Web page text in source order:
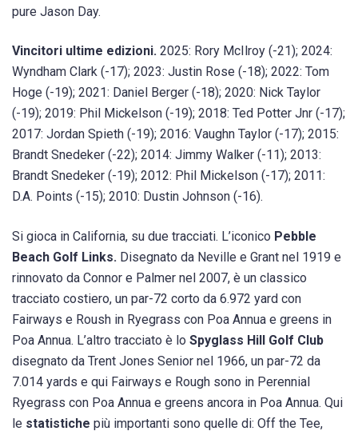
pure Jason Day.
Vincitori ultime edizioni. 2025: Rory McIlroy (-21); 2024:
Wyndham Clark (-17); 2023: Justin Rose (-18); 2022: Tom
Hoge (-19); 2021: Daniel Berger (-18); 2020: Nick Taylor
(-19); 2019: Phil Mickelson (-19); 2018: Ted Potter Jnr (-17);
2017: Jordan Spieth (-19); 2016: Vaughn Taylor (-17); 2015:
Brandt Snedeker (-22); 2014: Jimmy Walker (-11); 2013:
Brandt Snedeker (-19); 2012: Phil Mickelson (-17); 2011:
D.A. Points (-15); 2010: Dustin Johnson (-16).
Si gioca in California, su due tracciati. L’iconico Pebble
Beach Golf Links. Disegnato da Neville e Grant nel 1919 e
rinnovato da Connor e Palmer nel 2007, è un classico
tracciato costiero, un par-72 corto da 6.972 yard con
Fairways e Roush in Ryegrass con Poa Annua e greens in
Poa Annua. L’altro tracciato è lo Spyglass Hill Golf Club
disegnato da Trent Jones Senior nel 1966, un par-72 da
7.014 yards e qui Fairways e Rough sono in Perennial
Ryegrass con Poa Annua e greens ancora in Poa Annua. Qui
le statistiche più importanti sono quelle di: Off the Tee,